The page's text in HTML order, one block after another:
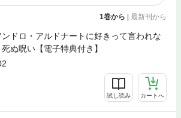
1巻から | 最新刊から
ンドロ・アルドナートに好きって言われな
ぬ呪い【電子特典付き】
試し読み カートへ